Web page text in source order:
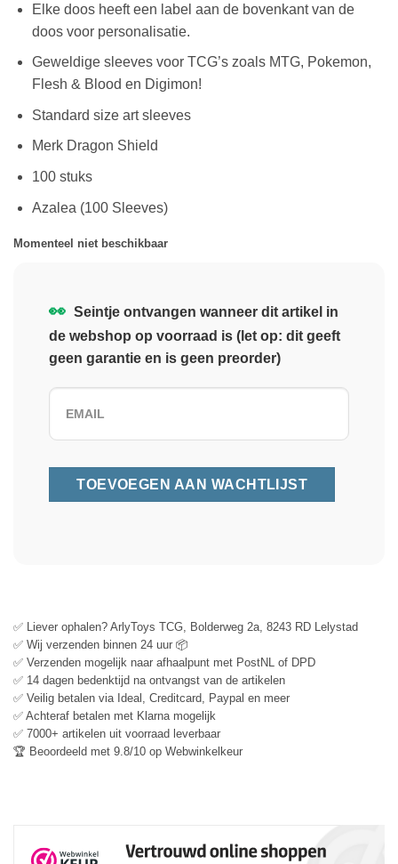
Elke doos heeft een label aan de bovenkant van de
doos voor personalisatie.
Geweldige sleeves voor TCG’s zoals MTG, Pokemon,
Flesh & Blood en Digimon!
Standard size art sleeves
Merk Dragon Shield
100 stuks
Azalea (100 Sleeves)
Momenteel niet beschikbaar
👀 Seintje ontvangen wanneer dit artikel in
de webshop op voorraad is (let op: dit geeft
geen garantie en is geen preorder)
✅ Liever ophalen? ArlyToys TCG, Bolderweg 2a, 8243 RD Lelystad
✅ Wij verzenden binnen 24 uur 📦
✅ Verzenden mogelijk naar afhaalpunt met PostNL of DPD
✅ 14 dagen bedenktijd na ontvangst van de artikelen
✅ Veilig betalen via Ideal, Creditcard, Paypal en meer
✅ Achteraf betalen met Klarna mogelijk
✅ 7000+ artikelen uit voorraad leverbaar
🏆 Beoordeeld met 9.8/10 op Webwinkelkeur